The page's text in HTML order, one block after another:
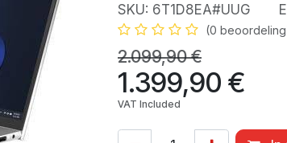
SKU: 6T1D8EA#UUG
(0
2.099,90€
1.399,90 €
VAT Included